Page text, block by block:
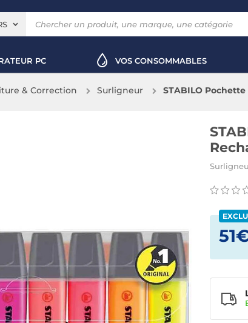
PC VOS CONSOMMABLES
& Correction Surligneur
STABILO